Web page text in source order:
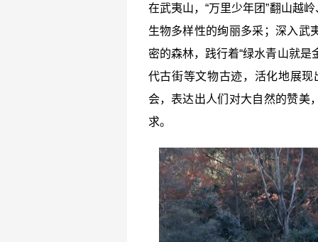
在武夷山，“万里少年团”翻山越
生物多样性的绚丽多采；深入武
密的森林，践行着“绿水青山就
代古街等文物古迹，活化地展
会，表达出人们对大自然的赞美
求。